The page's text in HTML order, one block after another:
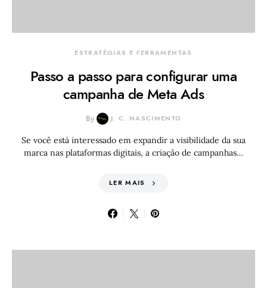
ESTRATÉGIAS E FERRAMENTAS
Passo a passo para configurar uma
campanha de Meta Ads
By J. C. NASCIMENTO
Se você está interessado em expandir a visibilidade da sua
marca nas plataformas digitais, a criação de campanhas…
LER MAIS